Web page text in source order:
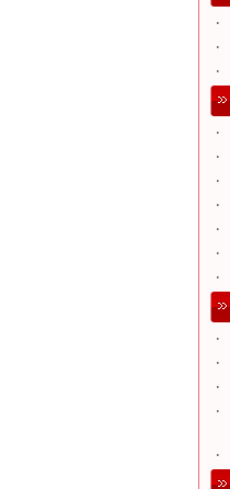
‧
‧
‧
‧
‧
‧
‧
‧
‧
‧
‧
‧
‧
‧
‧